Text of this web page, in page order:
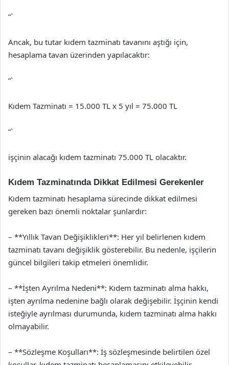
“`
Ancak, bu tutar kıdem tazminatı tavanını aştığı için,
hesaplama tavan üzerinden yapılacaktır:
“`
Kıdem Tazminatı = 15.000 TL x 5 yıl = 75.000 TL
“`
işçinin alacağı kıdem tazminatı 75.000 TL olacaktır.
Kıdem Tazminatında Dikkat Edilmesi Gerekenler
Kıdem tazminatı hesaplama sürecinde dikkat edilmesi
gereken bazı önemli noktalar şunlardır:
– **Yıllık Tavan Değişiklikleri**: Her yıl belirlenen kıdem
tazminatı tavanı değişiklik gösterebilir. Bu nedenle, işçilerin
güncel bilgileri takip etmeleri önemlidir.
– **İşten Ayrılma Nedeni**: Kıdem tazminatı alma hakkı,
işten ayrılma nedenine bağlı olarak değişebilir. İşçinin kendi
isteğiyle ayrılması durumunda, kıdem tazminatı alma hakkı
olmayabilir.
– **Sözleşme Koşulları**: İş sözleşmesinde belirtilen özel